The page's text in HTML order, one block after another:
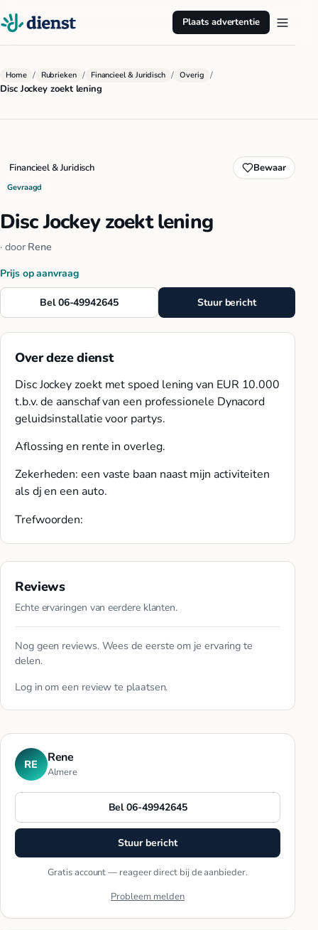
Plaats advertentie
Home / Rubrieken / Financieel & Juridisch / Overig /
Disc Jockey zoekt lening
Financieel & Juridisch Bewaar
Gevraagd
Disc Jockey zoekt lening
· door Rene
Prijs op aanvraag
Bel 06-49942645 Stuur bericht
Over deze dienst
Disc Jockey zoekt met spoed lening van EUR 10.000
t.b.v. de aanschaf van een professionele Dynacord
geluidsinstallatie voor partys.
Aflossing en rente in overleg.
Zekerheden: een vaste baan naast mijn activiteiten
als dj en een auto.
Trefwoorden:
Reviews
Echte ervaringen van eerdere klanten.
Nog geen reviews. Wees de eerste om je ervaring te
delen.
Log in om een review te plaatsen.
RE Rene
Almere
Bel 06-49942645
Stuur bericht
Gratis account — reageer direct bij de aanbieder.
Probleem melden